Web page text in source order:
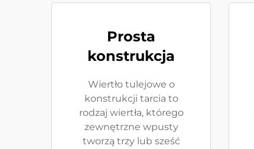
Prosta
konstrukcja
Wiertło tulejowe o
konstrukcji tarcia to
rodzaj wiertła, którego
zewnętrzne wpusty
tworzą trzy lub sześć